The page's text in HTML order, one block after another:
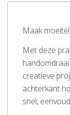
Maak
Met deze
creatieve
achterkant
snel,